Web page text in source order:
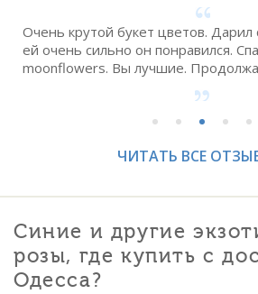
Очень крутой букет цветов.
ей очень сильно он понравился.
moonflowers. Вы лучшие.
ЧИТАТЬ ВСЕ
Синие и другие
розы, где купить с
Одесса?